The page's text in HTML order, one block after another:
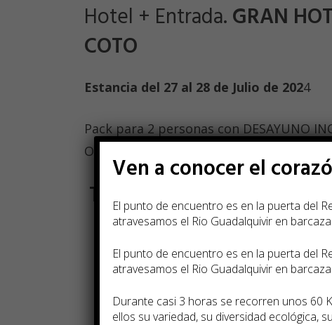
Hotel + Entrada.GRAN
COTO
Estancia del 27 al 28 de Julio de 2024
Pack para 2 personas con DESAYUNO
Oferta NO REEMBOLSABLE.
Toda la información en el
Ven a conocer el
El punto de encuentro es en la puerta del
atravesamos el Rio Guadalquivir en
El punto de encuentro es en la puerta del
atravesamos el Rio Guadalquivir en
Durante casi 3 horas se recorren unos 60
ellos su variedad, su diversidad ecológica,